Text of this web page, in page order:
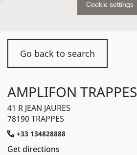
Go back to search
AMPLIFON TRAPPES
41 R JEAN JAURES
78190 TRAPPES
+33 134828888
Get directions
Cookie settings